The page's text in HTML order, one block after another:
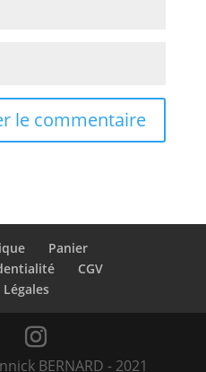
Panier
CGV
BERNARD - 2021